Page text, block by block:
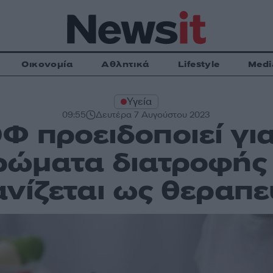
Οικονομία Αθλητικά Lifestyle
Υγεία
09:55 Δευτέρα 7 Αυγούστου 2023
προειδοποιεί
διατροφής
ως